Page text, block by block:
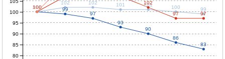
100
99
97
93
90
86
83
100
102 102 101 101 100 99
100
102
97 97
100
80
85
90
95
100
105